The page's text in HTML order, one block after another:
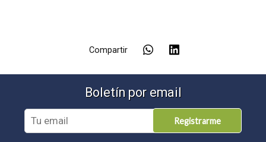
Compartir
Boletín por email
Registrarme